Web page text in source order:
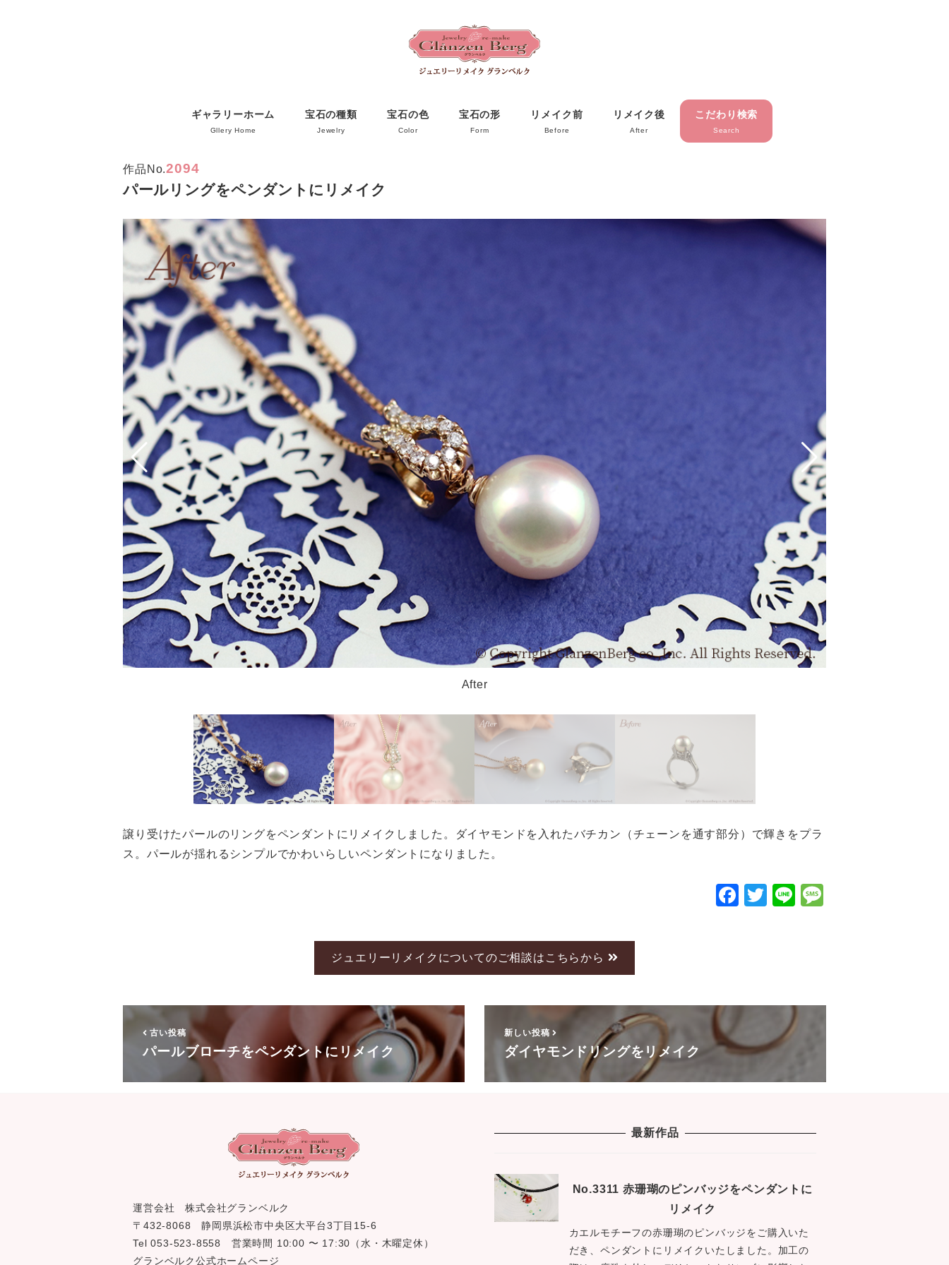
ギャラリーホーム
Gllery Home
宝石の種類
Jewelry
宝石の色
Color
宝石の形
Form
リメイク前
Before
リメイク後
After
こだわり検索
Search
作品No.2094
パールリングをペンダントにリメイク
After
譲り受けたパールのリングをペンダントにリメイクしました。ダイヤモンドを入れたバチカン（チェーンを通す部分）で輝きをプラ
ス。パールが揺れるシンプルでかわいらしいペンダントになりました。
F
o
k
T Li
ジュエリーリメイクについてのご相談はこちらから
古い投稿
パールブローチをペンダントにリメイク
新しい投稿
ダイヤモンドリングをリメイク
運営会社 株式会社グランベルク
〒432-8068 静岡県浜松市中央区大平台3丁目15-6
Tel 053-523-8558 営業時間 10:00 〜 17:30（水・木曜定休）
グランベルク公式ホームページ
最新作品
No.3311 赤珊瑚のピンバッジをペンダントに
リメイク
カエルモチーフの赤珊瑚のピンバッジをご購入いた
だき、ペンダントにリメイクいたしました。加工の